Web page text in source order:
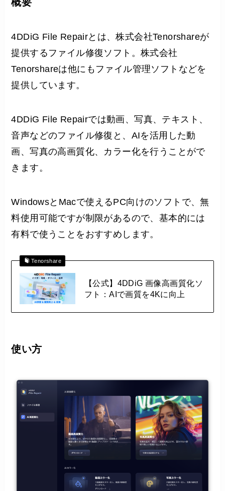
4DDiG File Repairとは、株式会社Tenorshareが
提供するファイル修復ソフト。株式会社
Tenorshareは他にもファイル管理ソフトなどを
提供しています。
4DDiG File Repairでは動画、写真、テキスト、
音声などのファイル修復と、AIを活用した動
画、写真の高画質化、カラー化を行うことがで
きます。
WindowsとMacで使えるPC向けのソフトで、無
料使用可能ですが制限があるので、基本的には
有料で使うことをおすすめします。
Tenorshare
【公式】4DDiG 画像高画質化ソ
フト：AIで画質を4Kに向上
使い方